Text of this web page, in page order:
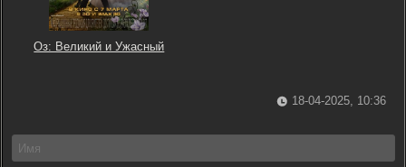
Оз: Великий и Ужасный
18-04-2025, 10:36